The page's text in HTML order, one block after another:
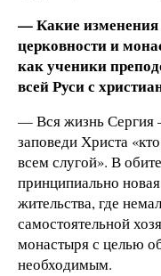
— Какие
церковности и
как ученики
всей Руси с
— Вся жизнь Сергия
заповеди Христа
всем слугой». В
принципиально
жительства, где
самостоятельной
монастыря с целью
необходимым.